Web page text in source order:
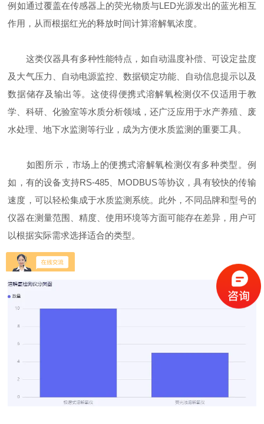
例如通过覆盖在传感器上的荧光物质与LED光源发出的蓝光相互
作用，从而根据红光的释放时间计算溶解氧浓度。
这类仪器具有多种性能特点，如自动温度补偿、可设定盐度
及大气压力、自动电源监控、数据锁定功能、自动信息提示以及
数据储存及输出等。这使得便携式溶解氧检测仪不仅适用于教
学、科研、化验室等水质分析领域，还广泛应用于水产养殖、废
水处理、地下水监测等行业，成为方便水质监测的重要工具。
如图所示，市场上的便携式溶解氧检测仪有多种类型。例
如，有的设备支持RS-485、MODBUS等协议，具有较快的传输
速度，可以轻松集成于水质监测系统。此外，不同品牌和型号的
仪器在测量范围、精度、使用环境等方面可能存在差异，用户可
以根据实际需求选择适合的类型。